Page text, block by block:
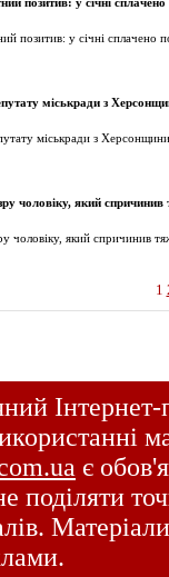
позитив: у січні сплачено
міськради з
міськради з
чоловіку, який спричинив
чоловіку, який спричинив
1
Інтернет-
є
поділяти